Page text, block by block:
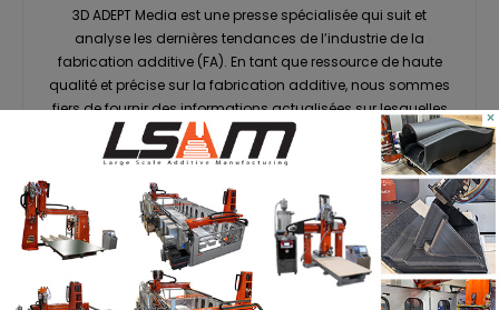
3D ADEPT Media est une presse spécialisée qui suit et
analyse les dernières tendances de l’industrie de la
fabrication additive (FA). En tant que ressource de haute
qualité et précise sur la fabrication additive, nous sommes
fiers de fournir des informations actualisées sur lesquelles
vous pouvez compter grâce à notre média en ligne et à
notre magazine imprimé et numérique interactif 3D ADEPT
Mag. Les contenus de 3D ADEPT sont disponibles en anglais
et en français.
×